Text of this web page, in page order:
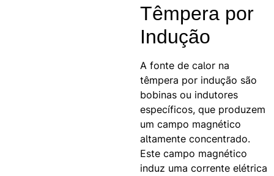
Têmpera por
Indução
A fonte de calor na
têmpera por indução são
bobinas ou indutores
específicos, que produzem
um campo magnético
altamente concentrado.
Este campo magnético
induz uma corrente elétrica